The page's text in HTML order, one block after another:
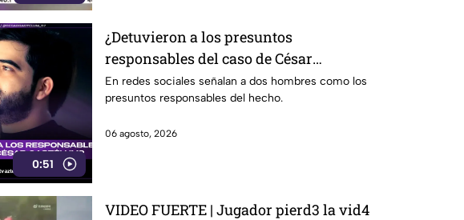
0:51
¿Detuvieron a los presuntos
responsables del caso de César
Gastélum? Esto sabemos
En redes sociales señalan a dos hombres como los
presuntos responsables del hecho.
06 agosto, 2026
VIDEO FUERTE | Jugador pierd3 la vid4